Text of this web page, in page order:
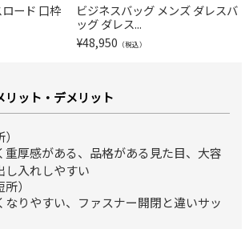
ード 口枠
ビジネスバッグ メンズ ダレスバ
ッグ ダレス...
¥48,950 （税込）
リット・デメリット
重厚感がある、品格がある見た目、大容
し入れしやすい
）
なりやすい、ファスナー開閉と違いサッ